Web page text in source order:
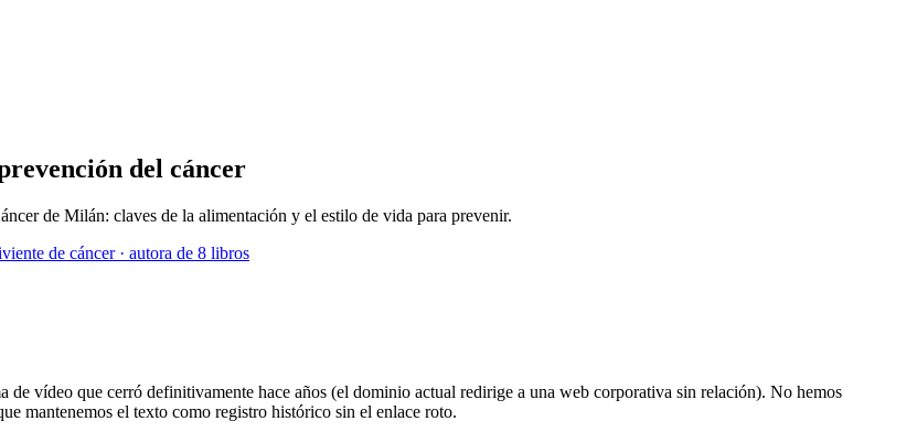
del cáncer
de Milán: claves de la alimentación y el estilo de vida para prevenir.
de cáncer · autora de 8 libros
vídeo que cerró definitivamente hace años (el dominio actual redirige a una web corporativa sin relación). No hemos
mantenemos el texto como registro histórico sin el enlace roto.